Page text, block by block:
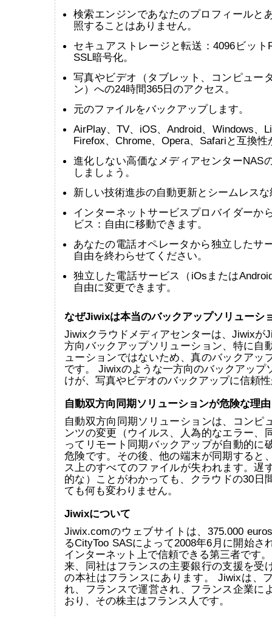
検索エンジンであなたのプロフィールと
照することはありません。
セキュアストレージと転送：4096ビット
SSL暗号化。
写真やビデオ（タブレット、コンピュー
ン）への24時間365日のアクセス。
元のファイルをバックアップします。
AirPlay、TV、iOS、Android、Windows、
Firefox、Chrome、Opera、Safariと互換性
進化しない高価なメディアセンターNAS
しましょう。
新しい技術進歩の自動更新とシームレス
インターネットサービスプロバイダーか
ビス：自由に移動できます。
あなたの電話オペレータから独立したサ
自由を終わらせてください。
独立した電話サービス（iOsまたは
自由に変更できます。
なぜJiwixは本当のバックアップソリューシ
Jiwixクラウドメディアセンターは、Jiwixが
方向バックアップソリューション、特に自
ューションではないため、真のバックアッ
です。 Jiwixのような一方向のバックアップ
けが、写真やビデオのバックアップに信頼
自動双方向同期ソリューションが危険な理由
自動双方向同期ソリューションは、コンピ
ンツの変更（ウイルス、人為的なエラー、
ってリモート同期バックアップが自動的に
危険です。その後、他の端末が同期すると
ス上のすべてのファイルが失われます。遅
的な）ことがわかっても、クラウドの30日
ても何も変わりません。
Jiwixについて
Jiwix.comのウェブサイトは、375.000
るCityToo SASによって2008年6月に開始さ
インターネット上で信頼できる第三者です
来、同社はフランスの主要銀行の支援を受
の本社はフランスにあります。 Jiwixは、
れ、フランスで運営され、フランス企業に
おり、その株主はフランス人です。